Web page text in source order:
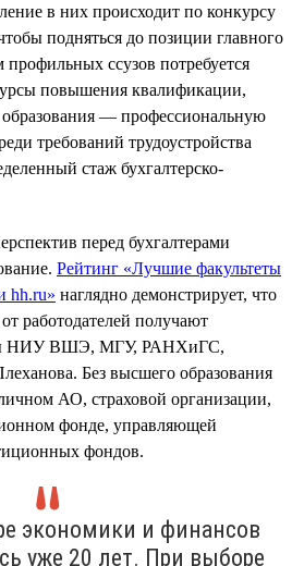
в них происходит по конкурсу
подняться до позиции главного
ссузов потребуется
повышения квалификации,
образования — профессиональную
требований трудоустройства
стаж бухгалтерско-
перед бухгалтерами
Рейтинг «Лучшие факультеты
hh.ru» наглядно демонстрирует, что
работодателей получают
НИУ ВШЭ, МГУ, РАНХиГС,
Без высшего образования
АО, страховой организации,
фонде, управляющей
фондов.
экономики и финансов
уже 20 лет. При выборе